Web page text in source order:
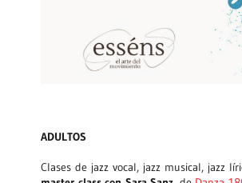
ADULTOS
Clases de jazz vocal, jazz musical, jazz